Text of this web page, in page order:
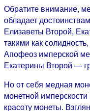
Обратите внимание,
обладает
Елизаветы Второй,
такими как
Апофеоз имперской
Екатерины Второй —
Но от себя медная
монетной
красоту монеты.